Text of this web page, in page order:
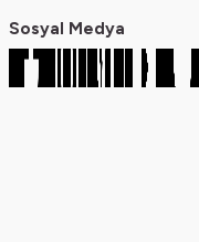
Sosyal Medya